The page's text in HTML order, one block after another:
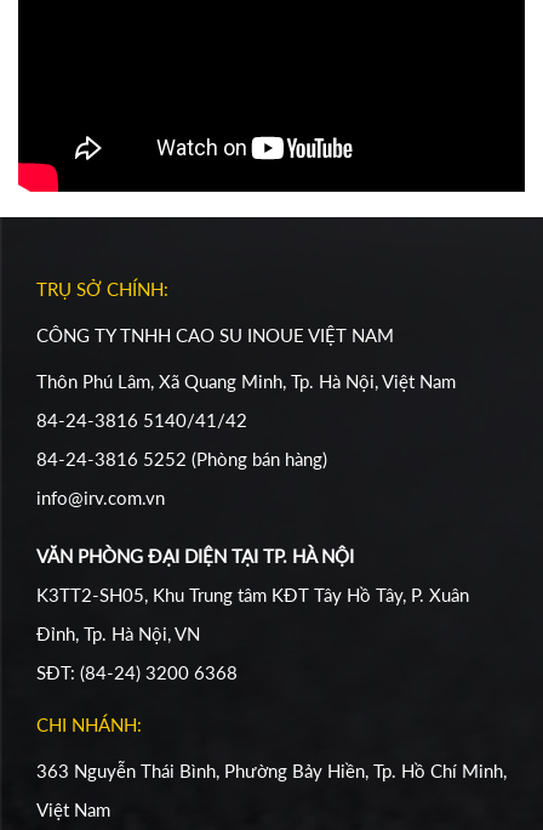
TRỤ SỞ CHÍNH:
CÔNG TY TNHH CAO SU INOUE VIỆT NAM
Thôn Phú Lâm, Xã Quang Minh, Tp. Hà Nội, Việt Nam
84-24-3816 5140/41/42
84-24-3816 5252 (Phòng bán hàng)
info@irv.com.vn
VĂN PHÒNG ĐẠI DIỆN TẠI TP. HÀ NỘI
K3TT2-SH05, Khu Trung tâm KĐT Tây Hồ Tây, P. Xuân
Đỉnh, Tp. Hà Nội, VN
SĐT: (84-24) 3200 6368
CHI NHÁNH:
363 Nguyễn Thái Bình, Phường Bảy Hiền, Tp. Hồ Chí Minh,
Việt Nam